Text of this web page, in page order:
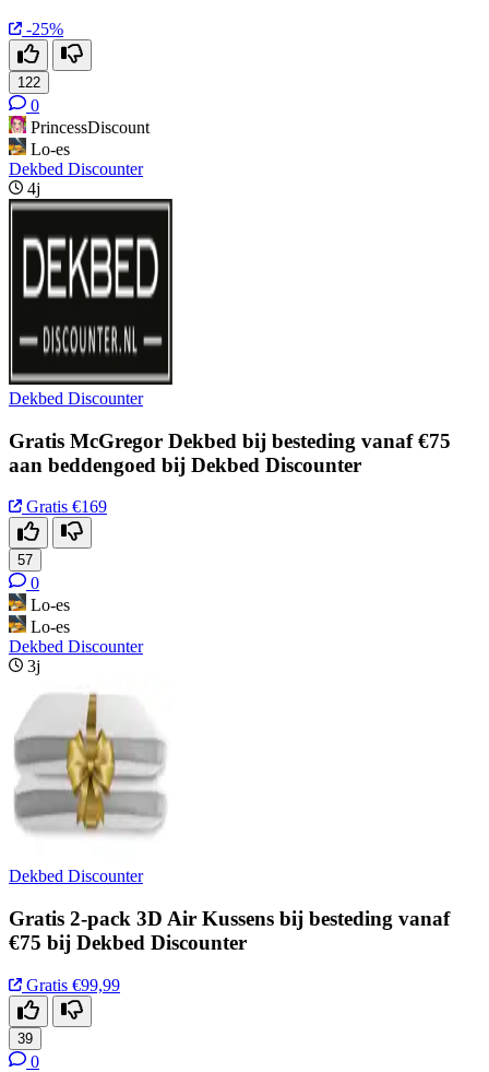
-25%
122
0
PrincessDiscount
Lo-es
Dekbed Discounter
4j
Dekbed Discounter
Gratis McGregor Dekbed bij besteding vanaf €75
aan beddengoed bij Dekbed Discounter
Gratis €169
57
0
Lo-es
Lo-es
Dekbed Discounter
3j
Dekbed Discounter
Gratis 2-pack 3D Air Kussens bij besteding vanaf
€75 bij Dekbed Discounter
Gratis €99,99
39
0